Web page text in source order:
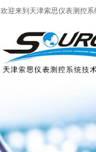
欢迎来到天津索思仪表测控系